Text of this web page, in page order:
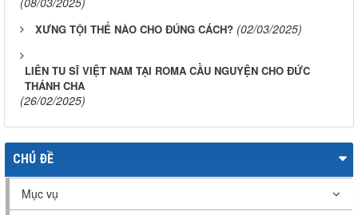
XƯNG TỘI THẾ NÀO CHO ĐÚNG CÁCH? (02/03/2025)
LIÊN TU SĨ VIỆT NAM TẠI ROMA CẦU NGUYỆN CHO ĐỨC
THÁNH CHA
(26/02/2025)
CHỦ ĐỀ
Mục vụ